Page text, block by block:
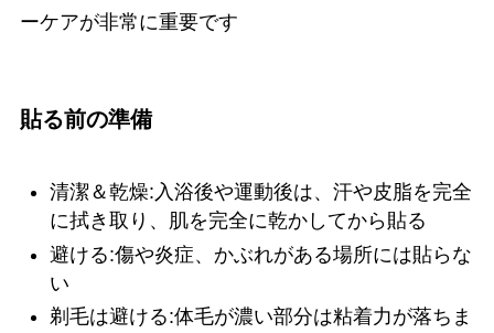
ーケアが非常に重要です
貼る前の準備
清潔＆乾燥:入浴後や運動後は、汗や皮脂を完全
に拭き取り、肌を完全に乾かしてから貼る
避ける:傷や炎症、かぶれがある場所には貼らな
い
剃毛は避ける:体毛が濃い部分は粘着力が落ちま